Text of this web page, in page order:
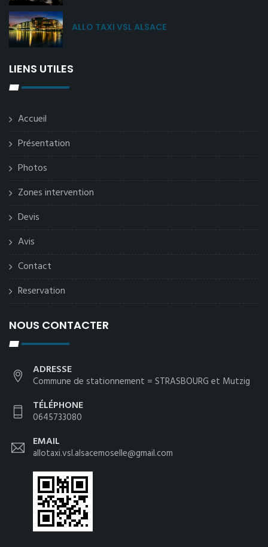
ALLO TAXI VSL ALSACE
LIENS UTILES
Accueil
Présentation
Photos
Zones intervention
Devis
Avis
Contact
Reservation
NOUS CONTACTER
ADRESSE
Commune de stationnement = STRASBOURG et Mutzig
TÉLÉPHONE
0645733080
EMAIL
allotaxi.vsl.alsacemoselle@gmail.com